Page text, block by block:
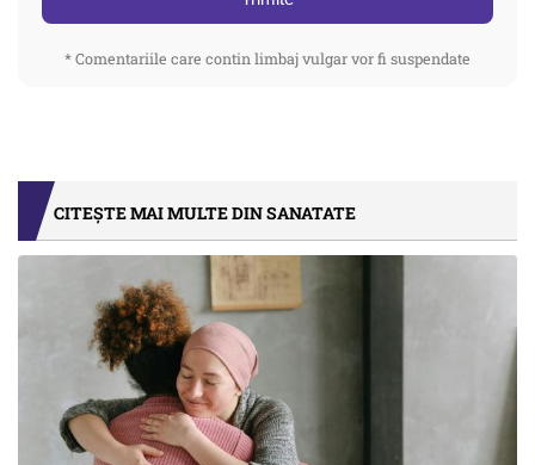
* Comentariile care contin limbaj vulgar vor fi suspendate
CITEȘTE MAI MULTE DIN SANATATE